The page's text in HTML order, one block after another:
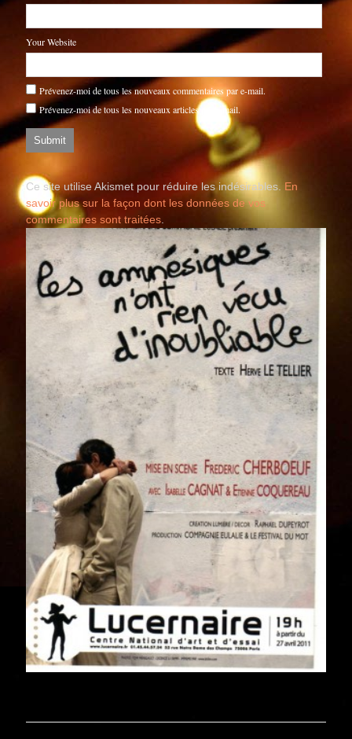
Your Website
Prévenez-moi de tous les nouveaux commentaires par e-mail.
Prévenez-moi de tous les nouveaux articles par e-mail.
Ce site utilise Akismet pour réduire les indésirables. En
savoir plus sur la façon dont les données de vos
commentaires sont traitées